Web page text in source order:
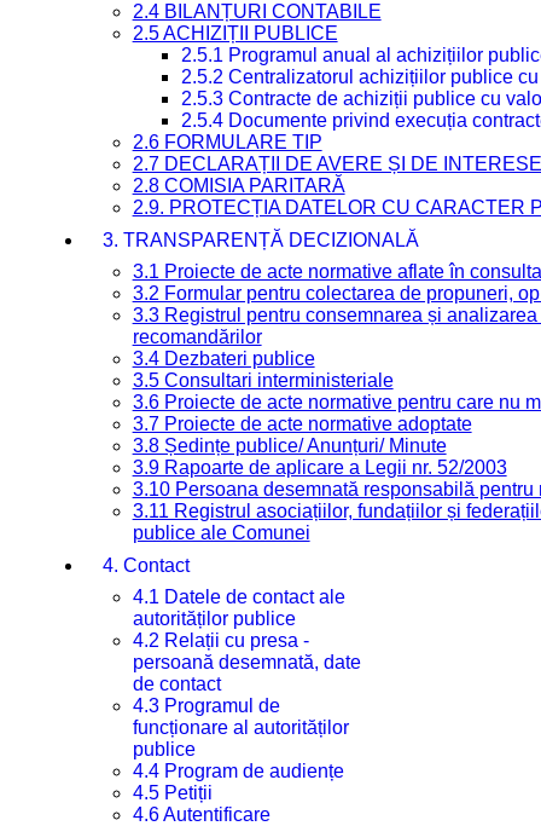
2.4 BILANȚURI CONTABILE
2.5 ACHIZIȚII PUBLICE
2.5.1 Programul anual al achizițiilor
2.5.2 Centralizatorul achizițiilor publice
2.5.3 Contracte de achiziții publice cu
2.5.4 Documente privind execuția
2.6 FORMULARE TIP
2.7 DECLARAȚII DE AVERE ȘI DE INTERESE
2.8 COMISIA PARITARĂ
2.9. PROTECȚIA DATELOR CU CARACTER
3. TRANSPARENȚĂ DECIZIONALĂ
3.1 Proiecte de acte normative aflate în
3.2 Formular pentru colectarea de propuneri,
3.3 Registrul pentru consemnarea și
recomandărilor
3.4 Dezbateri publice
3.5 Consultari interministeriale
3.6 Proiecte de acte normative pentru care nu
3.7 Proiecte de acte normative adoptate
3.8 Ședințe publice/ Anunțuri/ Minute
3.9 Rapoarte de aplicare a Legii nr. 52/2003
3.10 Persoana desemnată responsabilă
3.11 Registrul asociațiilor, fundațiilor și
publice ale Comunei
4. Contact
4.1 Datele de contact ale
autorităților publice
4.2 Relații cu presa -
persoană desemnată, date
de contact
4.3 Programul de
funcționare al autorităților
publice
4.4 Program de audiențe
4.5 Petiții
4.6 Autentificare